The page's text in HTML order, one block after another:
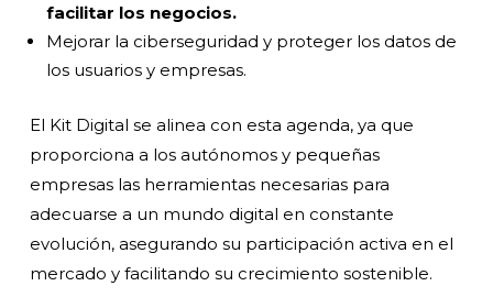
facilitar los negocios.
Mejorar la ciberseguridad y proteger los datos de
los usuarios y empresas.
El Kit Digital se alinea con esta agenda, ya que
proporciona a los autónomos y pequeñas
empresas las herramientas necesarias para
adecuarse a un mundo digital en constante
evolución, asegurando su participación activa en el
mercado y facilitando su crecimiento sostenible.